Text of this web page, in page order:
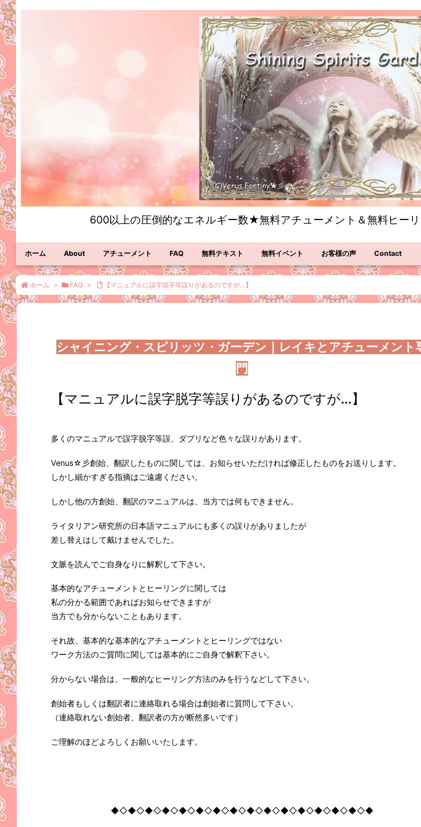
600以上の圧倒的なエネルギー数★無料アチューメント＆無料ヒー
ホーム About アチューメント FAQ 無料テキスト 無料イベント お客様の声 Contact
ホーム > FAQ > 【マニュアルに誤字脱字等誤りがあるのですが…】
シャイニング・スピリッツ・ガーデン｜レイキとアチューメント
門
【マニュアルに誤字脱字等誤りがあるのですが…】
多くのマニュアルで誤字脱字等誤、ダブリなど色々な誤りがあります。
Venus☆彡創始、翻訳したものに関しては、お知らせいただければ修正したものをお送りします。
しかし細かすぎる指摘はご遠慮ください。
しかし他の方創始、翻訳のマニュアルは、当方では何もできません。
ライタリアン研究所の日本語マニュアルにも多くの誤りがありましたが
差し替えはして戴けませんでした。
文脈を読んでご自身なりに解釈して下さい。
基本的なアチューメントとヒーリングに関しては
私の分かる範囲であればお知らせできますが
当方でも分からないこともあります。
それ故、基本的な基本的なアチューメントとヒーリングではない
ワーク方法のご質問に関しては基本的にご自身で解釈下さい。
分からない場合は、一般的なヒーリング方法のみを行うなどして下さい。
創始者もしくは翻訳者に連絡取れる場合は創始者に質問して下さい。
（連絡取れない創始者、翻訳者の方が断然多いです）
ご理解のほどよろしくお願いいたします。
◆◇◆◇◆◇◆◇◆◇◆◇◆◇◆◇◆◇◆◇◆◇◆◇◆◇◆◇◆◇◆